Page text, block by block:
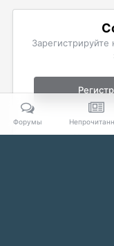
Уже
Форумы